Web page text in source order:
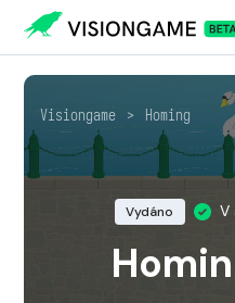
Visiongame > Homing
Vydáno V